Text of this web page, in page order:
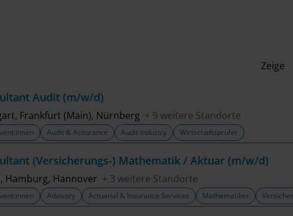
Zeige
Audit (m/w/d)
Frankfurt (Main), Nürnberg + 9 weitere Standorte
Audit & Assurance Audit Industry Wirtschaftsprüfer
(Versicherungs-) Mathematik / Aktuar (m/w/d)
Hamburg, Hannover + 3 weitere Standorte
Advisory Actuarial & Insurance Services Mathematiker